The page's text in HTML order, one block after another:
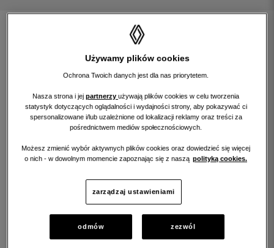
znajdź samochód
rozwiń wyszukiwarkę
filtruj wyniki szukania według:
renew electric renew pro
CYFROWY
CERTYFIKAT
Używamy plików cookies
Ochrona Twoich danych jest dla nas priorytetem.
Nasza strona i jej partnerzy używają plików cookies w celu tworzenia
statystyk dotyczących oglądalności i wydajności strony, aby pokazywać ci
spersonalizowane i/lub uzależnione od lokalizacji reklamy oraz treści za
pośrednictwem mediów społecznościowych.
Możesz zmienić wybór aktywnych plików cookies oraz dowiedzieć się więcej
o nich - w dowolnym momencie zapoznając się z naszą polityką cookies.
zarządzaj ustawieniami
odmów zezwól